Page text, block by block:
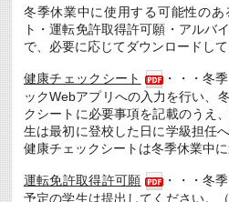
冬季休業中に使用する可能性の
ト・運転免許取得許可願・アルバ
で、必要に応じてダウンロードして
健康チェックシート
・・・冬
ックWebアプリへの入力を行い、
クシートに必要事項を記載のうえ
生は最初に登校した日に学級担任
健康チェックシートは冬季休業中に
運転免許取得許可願
・・・冬
予定の学生は提出してください。